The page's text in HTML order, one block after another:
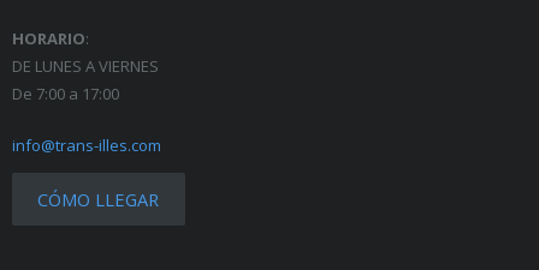
HORARIO:
DE LUNES A VIERNES
De 7:00 a 17:00
info@trans-illes.com
CÓMO LLEGAR